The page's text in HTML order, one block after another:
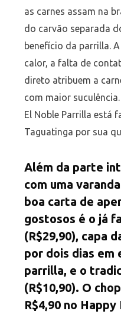
as carnes assam na
do carvão separada
benefício da parrilla.
calor, a falta de
direto atribuem a
com maior
El Noble Parrilla está
Taguatinga por sua
Além da parte
com uma
boa carta de
gostosos é o já
(R$29,90), capa
por dois dias em
parrilla, e o
(R$10,90). O
R$4,90 no Happy